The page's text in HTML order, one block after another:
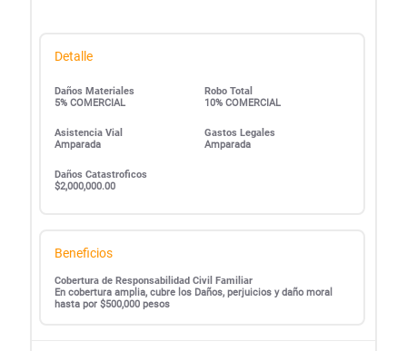
Detalle
Daños Materiales
5% COMERCIAL
Robo Total
10% COMERCIAL
Asistencia Vial
Amparada
Gastos Legales
Amparada
Daños Catastroficos
$2,000,000.00
Beneficios
Cobertura de Responsabilidad Civil Familiar
En cobertura amplia, cubre los Daños, perjuicios y daño moral
hasta por $500,000 pesos